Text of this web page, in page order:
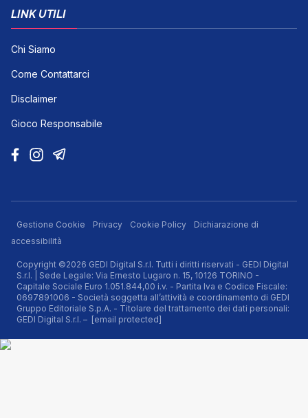
LINK UTILI
Chi Siamo
Come Contattarci
Disclaimer
Gioco Responsabile
Gestione Cookie Privacy Cookie Policy
Dichiarazione di
accessibilità
Copyright ©2026 GEDI Digital S.r.l. Tutti i diritti riservati - GEDI Digital
S.r.l. | Sede Legale: Via Ernesto Lugaro n. 15, 10126 TORINO -
Capitale Sociale Euro 1.051.844,00 i.v. - Partita Iva e Codice Fiscale:
0697891006 - Società soggetta all’attività e coordinamento di GEDI
Gruppo Editoriale S.p.A. - Titolare del trattamento dei dati personali:
GEDI Digital S.r.l. – [email protected]